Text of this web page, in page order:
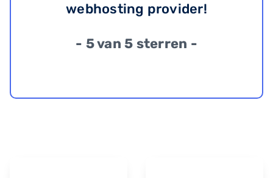
webhosting provider!
- 5 van 5 sterren -